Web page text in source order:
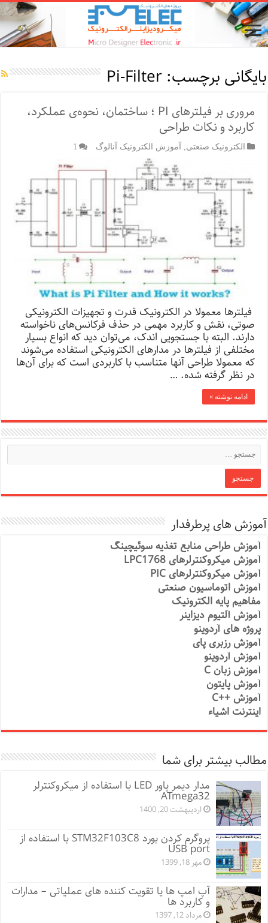
بایگانی برچسب:Pi-Filter
مروری بر فیلترهای PI ؛ ساختمان، نحوه‌ی عملکرد،
کاربرد و نکات طراحی
الکترونیک صنعتی آموزش الکترونیک آنالوگ 1
فیلترها معمولا در الکترونیک قدرت و تجهیزات الکترونیکی
صوتی، نقش و کاربرد مهمی در حذف فرکانس‌های ناخواسته
دارند. البته با جستجویی اندک، می‌توان دید که انواع بسیار
مختلفی از فیلترها در مدارهای الکترونیکی استفاده می‌شوند
که معمولا طراحی آنها متناسب با کاربردی است که برای آن‌ها
در نظر گرفته شده. …
ادامه نوشته »
آموزش های پرطرفدار
آموزش طراحی منابع تغذیه سوئیچینگ
آموزش میکروکنترلرهای LPC1768
آموزش میکروکنترلرهای PIC
آموزش اتوماسیون صنعتی
مفاهیم پایه الکترونیک
آموزش آلتیوم دیزاینر
پروژه های آردوینو
آموزش رزبری پای
آموزش آردوینو
آموزش زبان C
آموزش پایتون
آموزش ++C
اینترنت اشیاء
مطالب بیشتر برای شما
مدار دیمر پاور LED با استفاده از میکروکنترلر
ATmega32
اردیبهشت 20, 1400
پروگرم کردن بورد STM32F103C8 با استفاده از
USB port
مهر 18, 1399
آپ امپ ها یا تقویت کننده های عملیاتی – مدارات
و کاربرد ها
مرداد 12, 1397